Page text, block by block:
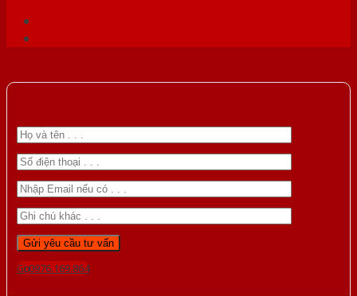
Gọi 0976.169.864